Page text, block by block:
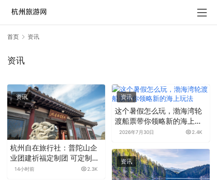
首页 资讯
资讯
资讯
杭州自在旅行社：普陀山企
业团建祈福定制团 可定制行
程天天发班无购物
14小时前 2.3K
资讯
这个暑假怎么玩，渤海湾轮
渡船票带你领略新的海上玩
法2026年7月30日 2.4K
资讯